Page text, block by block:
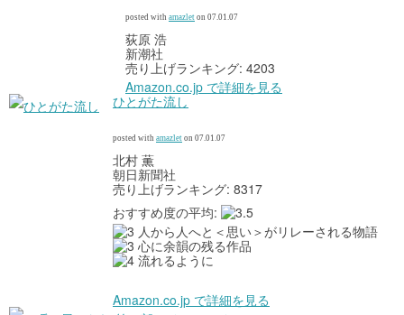
posted with amazlet on 07.01.07
荻原 浩
新潮社
売り上げランキング: 4203
Amazon.co.jp で詳細を見る
ひとがた流し
posted with amazlet on 07.01.07
北村 薫
朝日新聞社
売り上げランキング: 8317
おすすめ度の平均:
人から人へと＜思い＞がリレーされる物語
心に余韻の残る作品
流れるように
Amazon.co.jp で詳細を見る